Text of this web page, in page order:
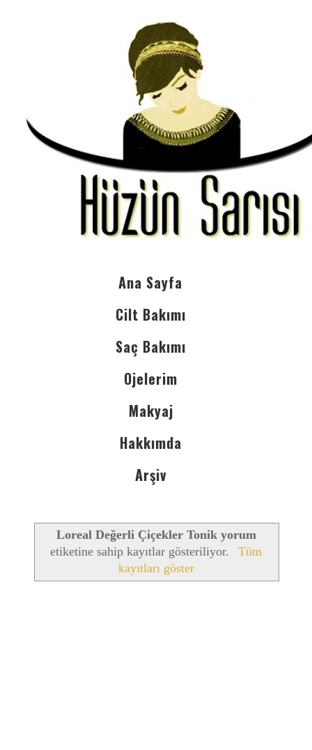
Ana Sayfa
Cilt Bakımı
Saç Bakımı
Ojelerim
Makyaj
Hakkımda
Arşiv
Loreal Değerli Çiçekler Tonik yorum
etiketine sahip kayıtlar gösteriliyor.
Tüm
kayıtları göster